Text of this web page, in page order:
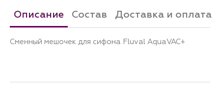
Описание Состав Доставка и оплата
Сменный мешочек для сифона Fluval AquaVAC+